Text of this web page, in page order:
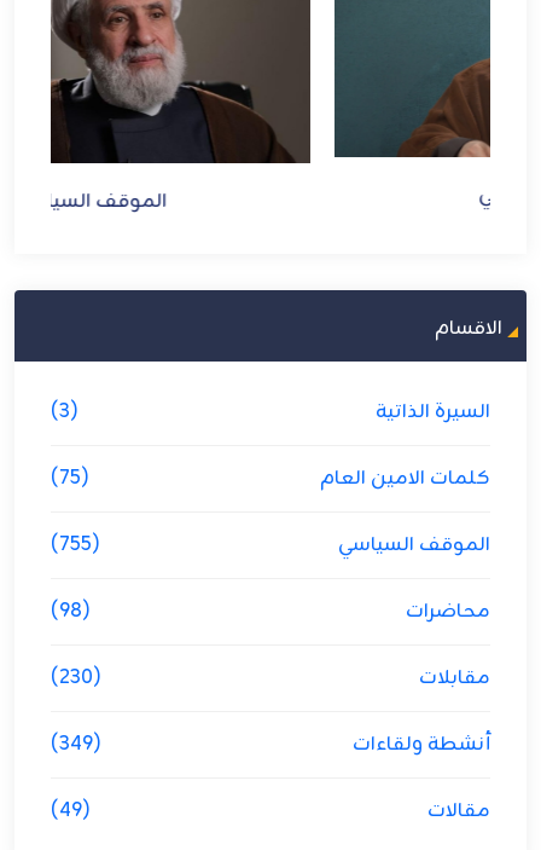
الاقسام
السيرة الذاتية (3)
كلمات الامين العام (75)
الموقف السياسي (755)
محاضرات (98)
مقابلات (230)
أنشطة ولقاءات (349)
مقالات (49)